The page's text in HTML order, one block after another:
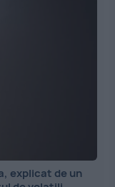
explicat de un